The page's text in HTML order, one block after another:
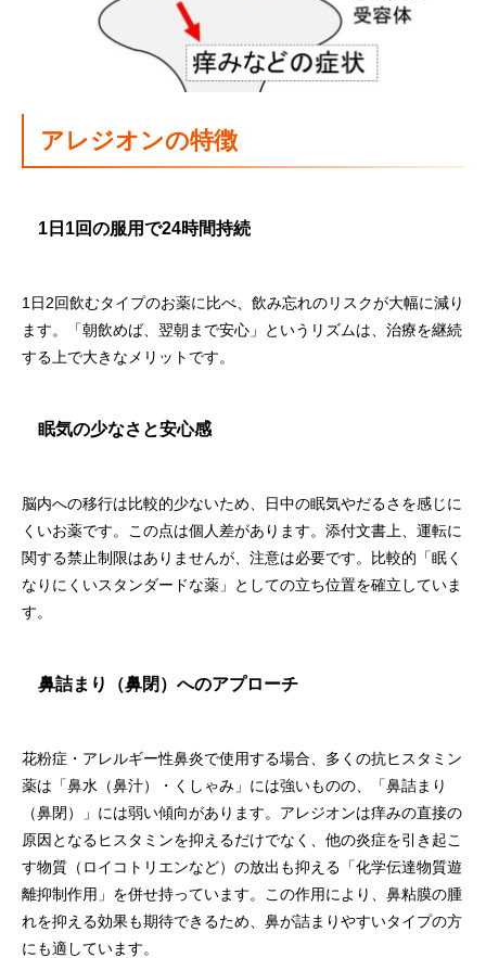
アレジオンの特徴
1日1回の服用で24時間持続
1日2回飲むタイプのお薬に比べ、飲み忘れのリスクが大幅に減り
ます。「朝飲めば、翌朝まで安心」というリズムは、治療を継続
する上で大きなメリットです。
眠気の少なさと安心感
脳内への移行は比較的少ないため、日中の眠気やだるさを感じに
くいお薬です。この点は個人差があります。添付文書上、運転に
関する禁止制限はありませんが、注意は必要です。比較的「眠く
なりにくいスタンダードな薬」としての立ち位置を確立していま
す。
鼻詰まり（鼻閉）へのアプローチ
花粉症・アレルギー性鼻炎で使用する場合、多くの抗ヒスタミン
薬は「鼻水（鼻汁）・くしゃみ」には強いものの、「鼻詰まり
（鼻閉）」には弱い傾向があります。アレジオンは痒みの直接の
原因となるヒスタミンを抑えるだけでなく、他の炎症を引き起こ
す物質（ロイコトリエンなど）の放出も抑える「化学伝達物質遊
離抑制作用」を併せ持っています。この作用により、鼻粘膜の腫
れを抑える効果も期待できるため、鼻が詰まりやすいタイプの方
にも適しています。